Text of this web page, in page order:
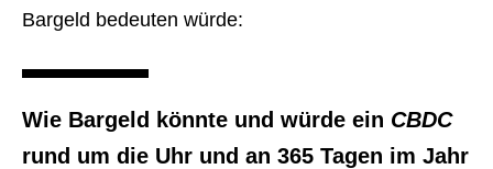
Bargeld bedeuten würde:
Wie Bargeld könnte und würde ein CBDC
rund um die Uhr und an 365 Tagen im Jahr